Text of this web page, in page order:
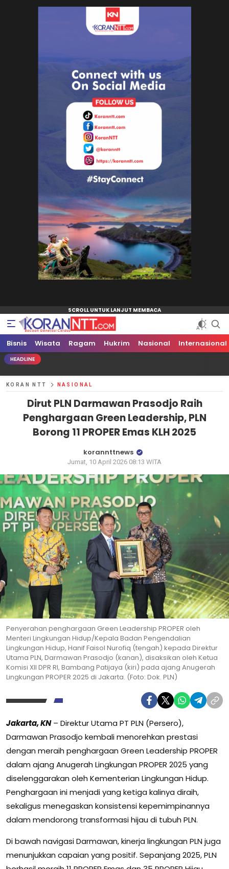
Koran NTT
Bacaan Generasi Cerdas
Bisnis Wisata Ragam Hukrim Nasional Internasional
HEADLINE
KORAN NTT NASIONAL
Dirut PLN Darmawan Prasodjo Raih
Penghargaan Green Leadership, PLN
Borong 11 PROPER Emas KLH 2025
korannttnews
Jumat, 10 April 2026 08:13 WITA
Penyerahan penghargaan Green Leadership PROPER oleh
Menteri Lingkungan Hidup/Kepala Badan Pengendalian
Lingkungan Hidup, Hanif Faisol Nurofiq (tengah) kepada Direktur
Utama PLN, Darmawan Prasodjo (kanan), disaksikan oleh Ketua
Komisi XII DPR RI, Bambang Patijaya (kiri) pada ajang Anugerah
Lingkungan PROPER 2025 di Jakarta. (Foto: Dok. PLN)
Jakarta, KN– Direktur Utama PT PLN (Persero),
Darmawan Prasodjo kembali menorehkan prestasi
dengan meraih penghargaan Green Leadership PROPER
dalam ajang Anugerah Lingkungan PROPER 2025 yang
diselenggarakan oleh Kementerian Lingkungan Hidup.
Penghargaan ini menjadi yang ketiga kalinya diraih,
sekaligus menegaskan konsistensi kepemimpinannya
dalam mendorong transformasi hijau di tubuh PLN.
Di bawah navigasi Darmawan, kinerja lingkungan PLN juga
menunjukkan capaian yang positif. Sepanjang 2025, PLN